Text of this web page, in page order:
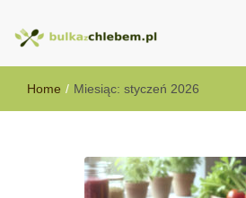
BulkazChlebem.pl
Home / Miesiąc: styczeń 2026